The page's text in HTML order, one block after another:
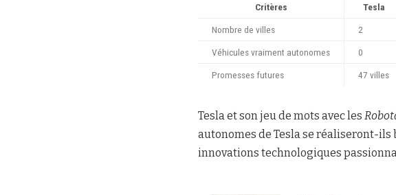
Critères Tesla
Nombre de villes 2
Véhicules vraiment autonomes 0
Promesses futures 47 villes
Tesla et son jeu de mots avec les
autonomes de Tesla se réaliseront-
innovations technologiques